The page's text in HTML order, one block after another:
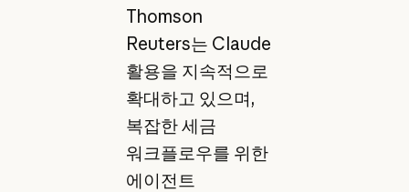
Thomson
Reuters는 Claude
활용을 지속적으로
확대하고 있으며,
복잡한 세금
워크플로우를 위한
에이전트